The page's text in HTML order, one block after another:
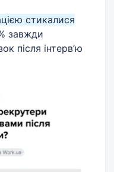
стикалися
завжди
після інтерв’ю